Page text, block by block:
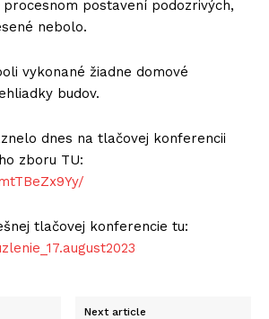
postavení podozrivých,
nebolo.
vykonané žiadne domové
budov.
dnes na tlačovej konferencii
zboru TU:
tlačovej konferencie tu:
Next article